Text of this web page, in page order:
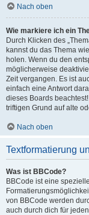
Nach oben
Wie markiere ich ein
Durch Klicken des
kannst du das Thema
holen. Wenn du den
möglicherweise
Zeit vergangen. Es ist
einfach eine Antwort
dieses Boards
triftigen Grund auf alte
Nach oben
Textformatierung
Was ist BBCode?
BBCode ist eine
von BBCode werden
auch durch dich für